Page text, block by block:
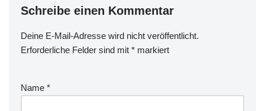
Schreibe einen Kommentar
Deine E-Mail-Adresse wird nicht veröffentlicht.
Erforderliche Felder sind mit * markiert
Name *